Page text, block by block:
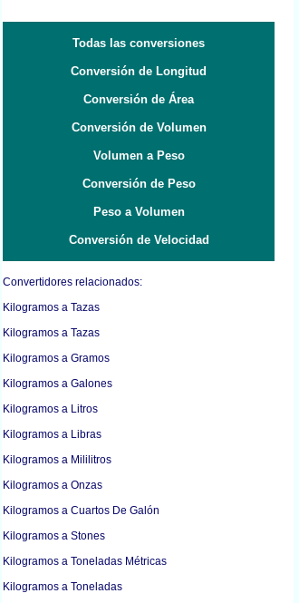
Todas las conversiones
Conversión de Longitud
Conversión de Área
Conversión de Volumen
Volumen a Peso
Conversión de Peso
Peso a Volumen
Conversión de Velocidad
Convertidores relacionados:
Kilogramos a Tazas
Kilogramos a Tazas
Kilogramos a Gramos
Kilogramos a Galones
Kilogramos a Litros
Kilogramos a Libras
Kilogramos a Mililitros
Kilogramos a Onzas
Kilogramos a Cuartos De Galón
Kilogramos a Stones
Kilogramos a Toneladas Métricas
Kilogramos a Toneladas